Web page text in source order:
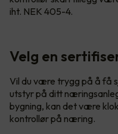
iht. NEK 405-4.
Velg en
Vil du være trygg på å få
utstyr på ditt
bygning, kan det være
kontrollør på næring.